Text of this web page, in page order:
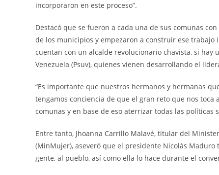
incorporaron en este proceso”.
Destacó que se fueron a cada una de sus comunas
de los municipios y empezaron a construir ese
cuentan con un alcalde revolucionario chavista, si
Venezuela (Psuv), quienes vienen desarrollando el
“Es importante que nuestros hermanos y hermanas
tengamos conciencia de que el gran reto que nos
comunas y en base de eso aterrizar todas las políticas
Entre tanto, Jhoanna Carrillo Malavé, titular del
(MinMujer), aseveró que el presidente Nicolás
gente, al pueblo, así como ella lo hace durante el